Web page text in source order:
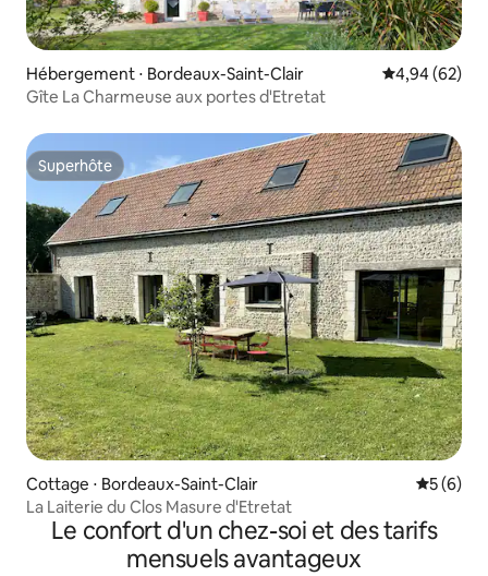
Hébergement ⋅ Bordeaux-Saint-Clair Évaluation
4,94 (62)
Gîte La Charmeuse aux portes d'Etretat
Superhôte
Superhôte
Cottage ⋅ Bordeaux-Saint-Clair
5 (6)
La Laiterie du Clos Masure d'Etretat
Le confort d'un chez-soi et des tarifs
mensuels avantageux